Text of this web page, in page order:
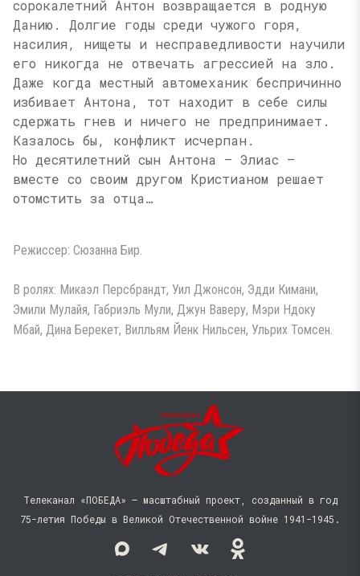
сорокалетний Антон возвращается в родную
Данию. Долгие годы среди чужого горя,
насилия, нищеты и несправедливости научили
его никогда не отвечать агрессией на зло.
Даже когда местный автомеханик беспричинно
избивает Антона, тот находит в себе силы
сдержать гнев и ничего не предпринимает.
Казалось бы, конфликт исчерпан.
Но десятилетний сын Антона — Элиас —
вместе со своим другом Кристианом решает
отомстить за отца…
Режиссер: Сюзанна Бир.
В ролях: Микаэл Персбрандт, Уил Джонсон, Эдди Кимани,
Эмили Мулайя, Габриэль Мули, Джун Ваверу, Мэри Ндоку
Мбай, Дина Берекет, Вилльям Йенк Нильсен, Ульрих Томсен.
Телеканал «ПОБЕДА» — масштабный проект, созданный в год
75-летия Победы в Великой Отечественной войне 1941−1945.